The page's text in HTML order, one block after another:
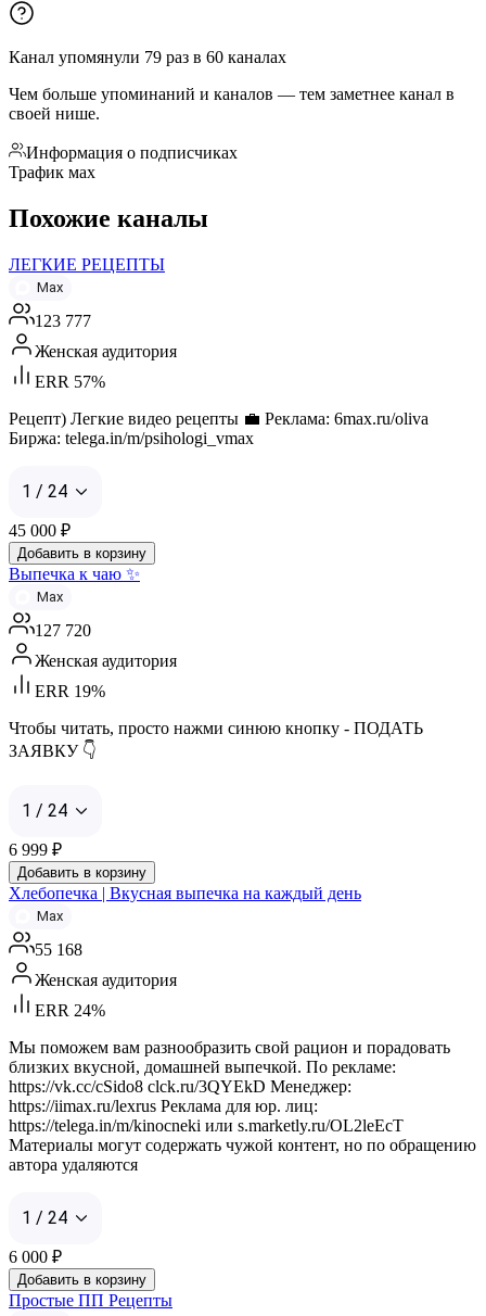
Канал упомянули 79 раз в 60 каналах
Чем больше упоминаний и каналов — тем заметнее канал в
своей нише.
Информация о подписчиках
Трафик мах
Похожие каналы
ЛЕГКИЕ РЕЦЕПТЫ
Max
123 777
Женская аудитория
ERR 57%
Рецепт) Легкие видео рецепты 💼 Реклама: 6max.ru/oliva
Биржа: telega.in/m/psihologi_vmax
1 / 24
45 000 ₽
Добавить в корзину
Выпечка к чаю ✨
Max
127 720
Женская аудитория
ERR 19%
Чтобы читать, просто нажми синюю кнопку - ПОДАТЬ
ЗАЯВКУ 👇
1 / 24
6 999 ₽
Добавить в корзину
Хлебопечка | Вкусная выпечка на каждый день
Max
55 168
Женская аудитория
ERR 24%
Мы поможем вам разнообразить свой рацион и порадовать
близких вкусной, домашней выпечкой. По рекламе:
https://vk.cc/cSido8 clck.ru/3QYEkD Менеджер:
https://iimax.ru/lexrus Реклама для юр. лиц:
https://telega.in/m/kinocneki или s.marketly.ru/OL2leEcT
Материалы могут содержать чужой контент, но по обращению
автора удаляются
1 / 24
6 000 ₽
Добавить в корзину
Простые ПП Рецепты